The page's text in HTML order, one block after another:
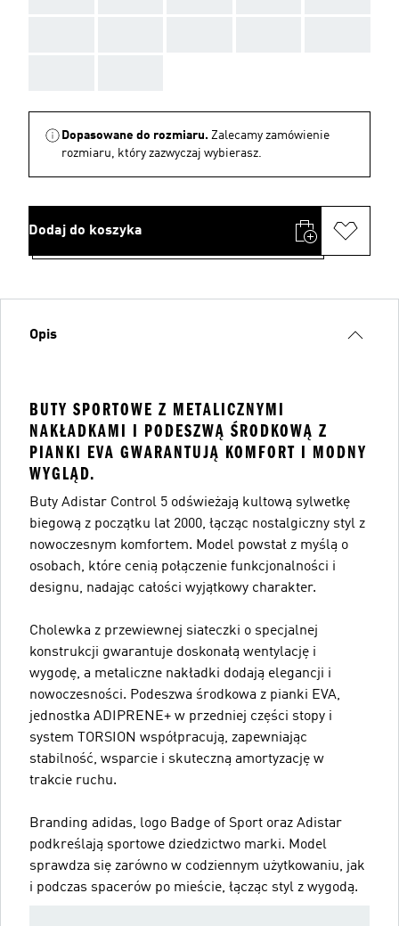
Dopasowane do rozmiaru. Zalecamy zamówienie
rozmiaru, który zazwyczaj wybierasz.
Dodaj do koszyka
Opis
BUTY SPORTOWE Z METALICZNYMI
NAKŁADKAMI I PODESZWĄ ŚRODKOWĄ Z
PIANKI EVA GWARANTUJĄ KOMFORT I MODNY
WYGLĄD.
Buty Adistar Control 5 odświeżają kultową sylwetkę
biegową z początku lat 2000, łącząc nostalgiczny styl z
nowoczesnym komfortem. Model powstał z myślą o
osobach, które cenią połączenie funkcjonalności i
designu, nadając całości wyjątkowy charakter.
Cholewka z przewiewnej siateczki o specjalnej
konstrukcji gwarantuje doskonałą wentylację i
wygodę, a metaliczne nakładki dodają elegancji i
nowoczesności. Podeszwa środkowa z pianki EVA,
jednostka ADIPRENE+ w przedniej części stopy i
system TORSION współpracują, zapewniając
stabilność, wsparcie i skuteczną amortyzację w
trakcie ruchu.
Branding adidas, logo Badge of Sport oraz Adistar
podkreślają sportowe dziedzictwo marki. Model
sprawdza się zarówno w codziennym użytkowaniu, jak
i podczas spacerów po mieście, łącząc styl z wygodą.